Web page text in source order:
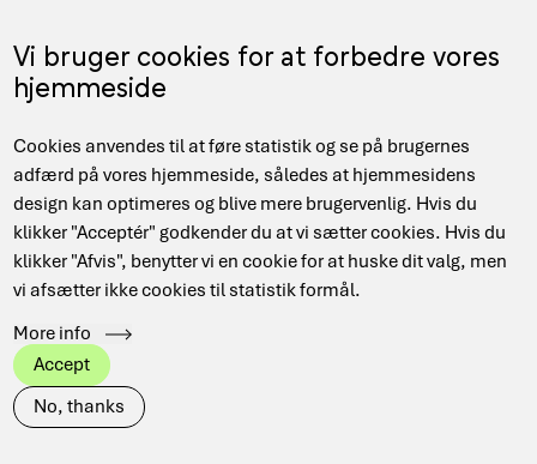
Vi bruger cookies for at forbedre vores
hjemmeside
Cookies anvendes til at føre statistik og se på brugernes
adfærd på vores hjemmeside, således at hjemmesidens
design kan optimeres og blive mere brugervenlig. Hvis du
klikker "Acceptér" godkender du at vi sætter cookies. Hvis du
klikker "Afvis", benytter vi en cookie for at huske dit valg, men
vi afsætter ikke cookies til statistik formål.
More info
Accept
No, thanks
to
main
content
DA
Main
navigation
Breadcrumb
Hjem Use cases
Research
areaView all Arts Industry
Computer Science
Health
EuroCC Denmark
Public Administration